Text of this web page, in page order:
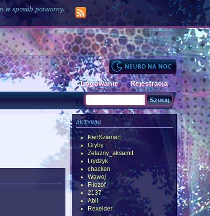
w sposób potworny.
Logowanie Rejestracja
Formularz wyszukiwania
aktywni
PanSzaman
Gryby
Żelazny_aksamit
t.rydzyk
chacken
Wawoj
Filozof
2137
Abli
Rexelder